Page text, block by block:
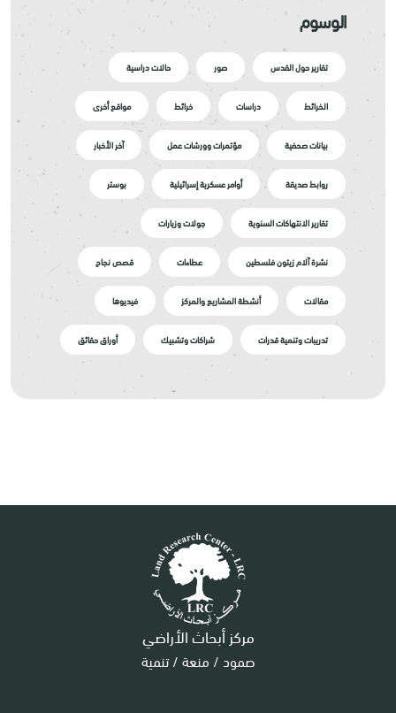
الوسوم
تقارير حول القدس صور حالات دراسية
الخرائط دراسات خرائط مواقع أخرى
بيانات صحفية مؤتمرات وورشات عمل آخر الأخبار
روابط صديقة أوامر عسكرية إسرائيلية بوستر
تقارير الانتهاكات السنوية جولات وزيارات
نشرة آلام زيتون فلسطين عطاءات قصص نجاح
مقالات أنشطة المشاريع والمركز فيديوها
تدريبات وتنمية قدرات شراكات وتشبيك أوراق حقائق
مركز أبحاث الأراضي
صمود / منعة / تنمية